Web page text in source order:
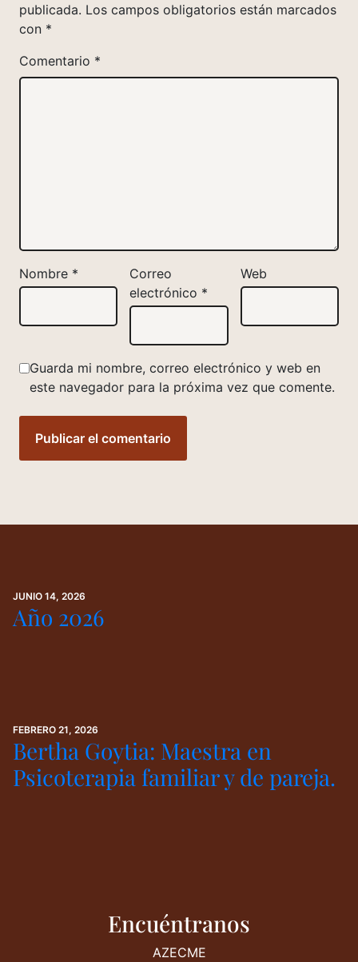
publicada. Los campos obligatorios están marcados
con *
Comentario *
Nombre *
Correo
electrónico *
Web
Guarda mi nombre, correo electrónico y web en
este navegador para la próxima vez que comente.
JUNIO 14, 2026
Año 2026
FEBRERO 21, 2026
Bertha Goytia: Maestra en
Psicoterapia familiar y de pareja.
Encuéntranos
AZECME